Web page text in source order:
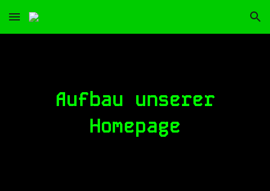
Skip to main content Skip to navigation
Aufbau unserer
Homepage